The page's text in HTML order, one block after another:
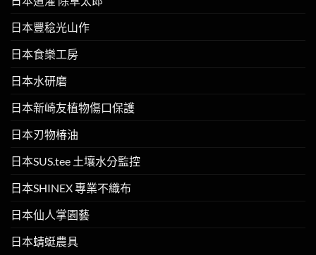
日本豐稔光山作
日本食樂工房
日本水研磨
日本新崎友植物傷口保護
日本刃物椿油
日本SUS.tee 土壤水分監控
日本SHINEX 專業不織布
日本仙人掌園藝
日本蜻蜓農具